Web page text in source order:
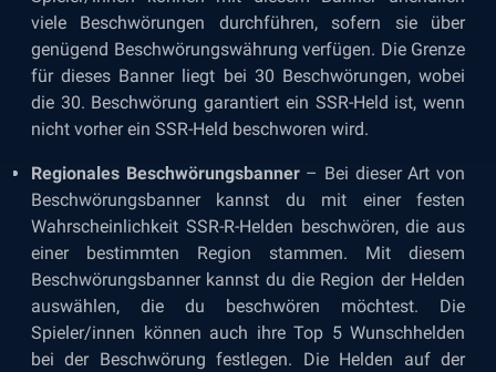
viele Beschwörungen durchführen, sofern sie über
genügend Beschwörungswährung verfügen. Die Grenze
für dieses Banner liegt bei 30 Beschwörungen, wobei
die 30. Beschwörung garantiert ein SSR-Held ist, wenn
nicht vorher ein SSR-Held beschworen wird.
Regionales Beschwörungsbanner– Bei dieser Art von
Beschwörungsbanner kannst du mit einer festen
Wahrscheinlichkeit SSR-R-Helden beschwören, die aus
einer bestimmten Region stammen. Mit diesem
Beschwörungsbanner kannst du die Region der Helden
auswählen, die du beschwören möchtest. Die
Spieler/innen können auch ihre Top 5 Wunschhelden
bei der Beschwörung festlegen. Die Helden auf der